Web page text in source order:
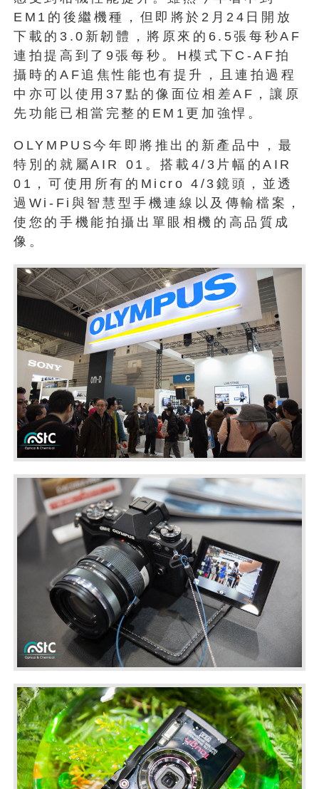
EM1的後繼機種，但即將於2月24日開放
下載的3.0新韌體，將原來的6.5張每秒AF
連拍提高到了9張每秒。H模式下C-AF拍
攝時的AF追焦性能也有提升，且連拍過程
中亦可以使用37點的像面位相差AF，讓原
先功能已相當完整的EM1更加強悍。
OLYMPUS今年即將推出的新產品中，最
特別的就屬AIR 01。搭載4/3片幅的AIR
01，可使用所有的Micro 4/3鏡頭，並透
過Wi-Fi與智慧型手機連線以及傳輸檔案，
使您的手機能拍攝出單眼相機的高品質成
像。